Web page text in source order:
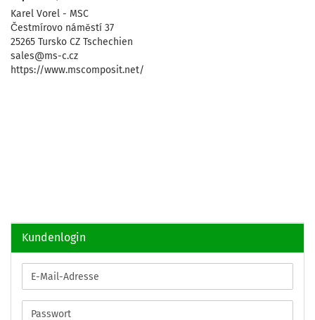
Karel Vorel - MSC
Čestmírovo náměstí 37
25265 Tursko CZ Tschechien
sales@ms-c.cz
https://www.mscomposit.net/
Kundenlogin
E-
Mail-
Adresse
Passwort